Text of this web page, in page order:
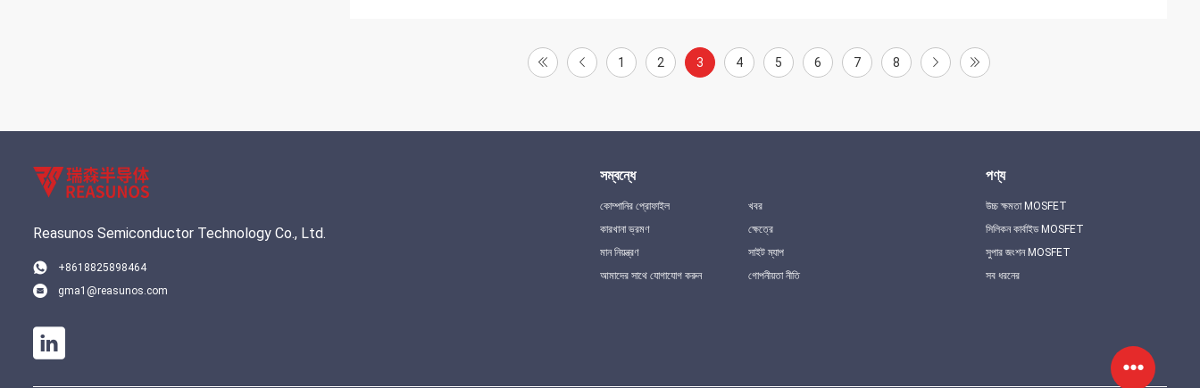
1 2 3 4 5 6 7 8
Reasunos Semiconductor Technology Co., Ltd.
+8618825898464
gma1@reasunos.com
সম্বন্ধে
কোম্পানির প্রোফাইল
কারখানা ভ্রমণ
মান নিয়ন্ত্রণ
আমাদের সাথে যোগাযোগ করুন
খবর
ক্ষেত্রে
সাইট ম্যাপ
গোপনীয়তা নীতি
পণ্য
উচ্চ ক্ষমতা MOSFET
সিলিকন কার্বাইড MOSFET
সুপার জংশন MOSFET
সব ধরনের